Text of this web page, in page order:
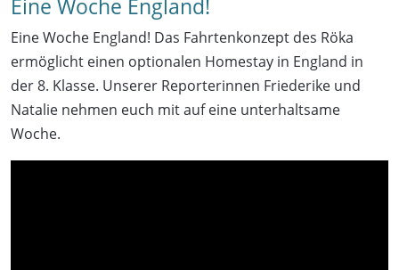
Eine Woche England!
Eine Woche England! Das Fahrtenkonzept des Röka
ermöglicht einen optionalen Homestay in England in
der 8. Klasse. Unserer Reporterinnen Friederike und
Natalie nehmen euch mit auf eine unterhaltsame
Woche.